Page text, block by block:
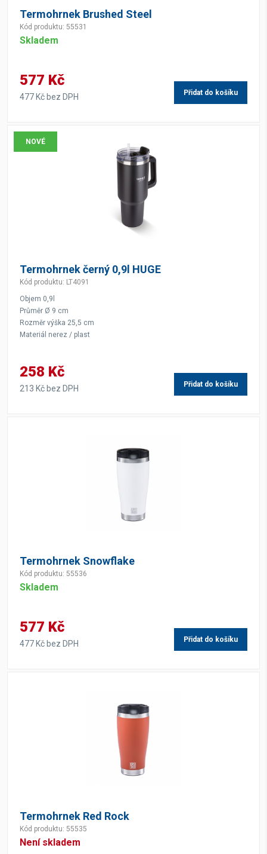
Termohrnek Brushed Steel
Kód produktu: 55531
Skladem
577 Kč
477 Kč bez DPH Přidat do košíku
NOVÉ
Termohrnek černý 0,9l HUGE
Kód produktu: LT4091
Objem 0,9l
Průměr Ø 9 cm
Rozměr výška 25,5 cm
Materiál nerez / plast
258 Kč
213 Kč bez DPH Přidat do košíku
Termohrnek Snowflake
Kód produktu: 55536
Skladem
577 Kč
477 Kč bez DPH Přidat do košíku
Termohrnek Red Rock
Kód produktu: 55535
Není skladem